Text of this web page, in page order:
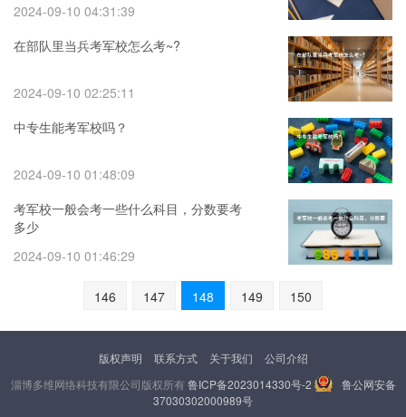
2024-09-10 04:31:39
在部队里当兵考军校怎么考~?
2024-09-10 02:25:11
中专生能考军校吗？
2024-09-10 01:48:09
考军校一般会考一些什么科目，分数要考
多少
2024-09-10 01:46:29
146 147 148 149 150
版权声明 联系方式 关于我们
公司介绍
淄博多维网络科技有限公司版权所有鲁ICP备2023014330号-2
鲁公网安备
37030302000989号